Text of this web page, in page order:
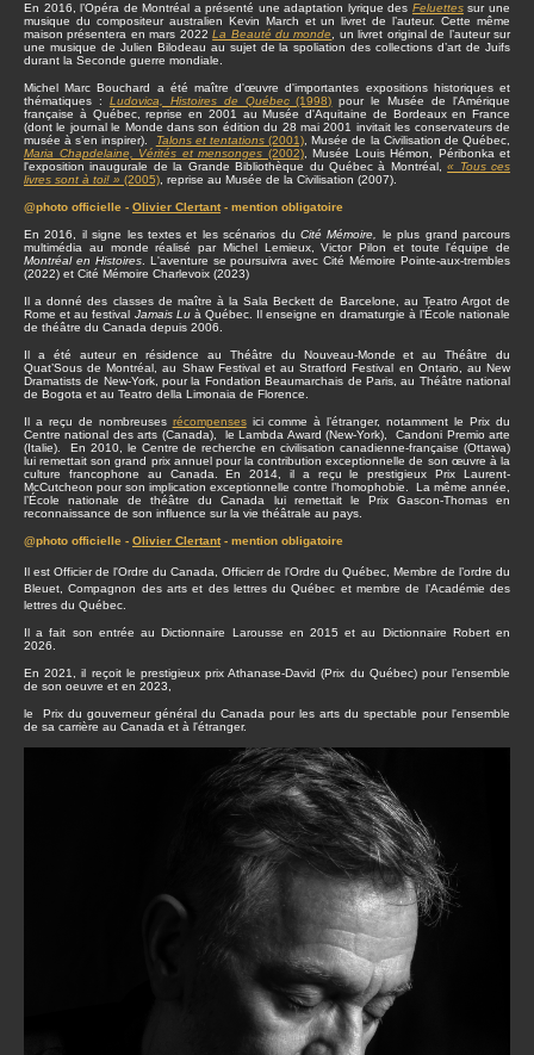
En 2016, l’Opéra de Montréal a présenté une adaptation lyrique des Feluettessur une
musique du compositeur australien Kevin March et un livret de l’auteur. Cette même
maison présentera en mars 2022La Beauté du monde
, un livret original de l’auteur sur
une musique de Julien Bilodeau au sujet de la spoliation des collections d’art de Juifs
durant la Seconde guerre mondiale.
Michel Marc Bouchard a été maître d'œuvre d'importantes expositions historiques et
thématiques : Ludovica, Histoires de Québec(1998) pour le Musée de l'Amérique
française à Québec, reprise en 2001 au Musée d'Aquitaine de Bordeaux en France
(dont le journal le Monde dans son édition du 28 mai 2001 invitait les conservateurs de
musée à s’en inspirer).
Talons et tentations(2001) , Musée de la Civilisation de Québec,
Maria Chapdelaine, Vérités et mensonges (2002), Musée Louis Hémon, Péribonka et
l'exposition inaugurale de la Grande Bibliothèque du Québec à Montréal,« Tous ces
livres sont à toi! » (2005) , reprise au Musée de la Civilisation (2007).
@photo officielle - Olivier Clertant- mention obligatoire
En 2016, il signe les textes et les scénarios du Cité Mémoire, le plus grand parcours
multimédia au monde réalisé par Michel Lemieux, Victor Pilon et toute l'équipe de
Montréal en Histoires. L'aventure se poursuivra avec Cité Mémoire Pointe-aux-trembles
(2022) et Cité Mémoire Charlevoix (2023)
Il a donné des classes de maître à la Sala Beckett de Barcelone, au Teatro Argot de
Rome et au festival Jamais Luà Québec. Il enseigne en dramaturgie à l’École nationale
de théâtre du Canada depuis 2006.
Il a été auteur en résidence au Théâtre du Nouveau-Monde et au Théâtre du
Quat’Sous de Montréal, au Shaw Festival et au Stratford Festival en Ontario, au New
Dramatists de New-York, pour la Fondation Beaumarchais de Paris, au Théâtre national
de Bogota et au Teatro della Limonaia de Florence.
Il a reçu de nombreuses récompensesici comme à l’étranger, notamment le Prix du
Centre national des arts (Canada), le Lambda Award (New-York), Candoni Premio arte
(Italie). En 2010, le Centre de recherche en civilisation canadienne-française (Ottawa)
lui remettait son grand prix annuel pour la contribution exceptionnelle de son œuvre à la
culture francophone au Canada. En 2014, il a reçu le prestigieux Prix Laurent-
McCutcheon pour son implication exceptionnelle contre l’homophobie. La même année,
l’École nationale de théâtre du Canada lui remettait le Prix Gascon-Thomas en
reconnaissance de son influence sur la vie théâtrale au pays.
@photo officielle - Olivier Clertant- mention obligatoire
Il est Officier de l'Ordre du Canada, Officierr de l'Ordre du Québec, Membre de l’ordre du
Bleuet, Compagnon des arts et des lettres du Québec et membre de l’Académie des
lettres du Québec.
Il a fait son entrée au Dictionnaire Larousse en 2015 et au Dictionnaire Robert en
2026.
En 2021, il reçoit le prestigieux prix Athanase-David (Prix du Québec) pour l’ensemble
de son oeuvre et en 2023,
le Prix du gouverneur général du Canada pour les arts du spectable pour l'ensemble
de sa carrière au Canada et à l'étranger.